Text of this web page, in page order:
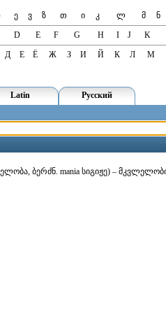
ე ვ ზ თ ი კ ლ მ
ნ
D E F G H I J
K
Д Е Ё Ж З И Й К Л М
Latin Русский
ბერძნ. mania სიგიჟე) –